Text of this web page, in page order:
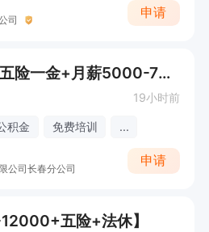
司
申请
化肥销售业务员【五险一金+月薪5000-7000】
19小时前
积金 免费培训 ...
公司长春分公司
申请
五险+法休】